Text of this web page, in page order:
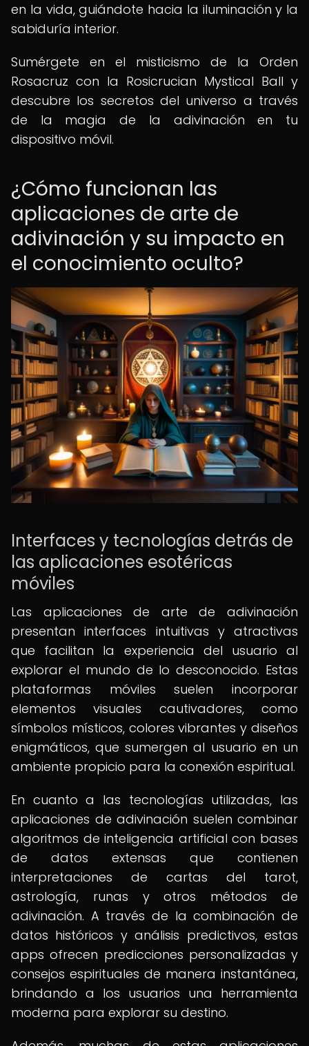
en la vida, guiándote hacia la iluminación y la
sabiduría interior.
Sumérgete en el misticismo de la Orden
Rosacruz con la Rosicrucian Mystical Ball y
descubre los secretos del universo a través
de la magia de la adivinación en tu
dispositivo móvil.
¿Cómo funcionan las
aplicaciones de arte de
adivinación y su impacto en
el conocimiento oculto?
Interfaces y tecnologías detrás de
las aplicaciones esotéricas
móviles
Las aplicaciones de arte de adivinación
presentan interfaces intuitivas y atractivas
que facilitan la experiencia del usuario al
explorar el mundo de lo desconocido. Estas
plataformas móviles suelen incorporar
elementos visuales cautivadores, como
símbolos místicos, colores vibrantes y diseños
enigmáticos, que sumergen al usuario en un
ambiente propicio para la conexión espiritual.
En cuanto a las tecnologías utilizadas, las
aplicaciones de adivinación suelen combinar
algoritmos de inteligencia artificial con bases
de datos extensas que contienen
interpretaciones de cartas del tarot,
astrología, runas y otros métodos de
adivinación. A través de la combinación de
datos históricos y análisis predictivos, estas
apps ofrecen predicciones personalizadas y
consejos espirituales de manera instantánea,
brindando a los usuarios una herramienta
moderna para explorar su destino.